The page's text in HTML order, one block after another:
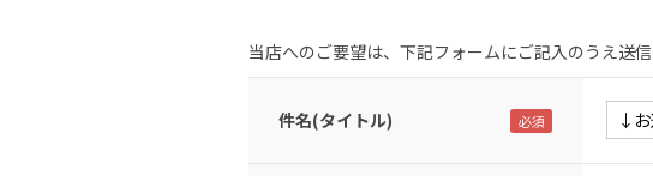
当店へのご要望は、下記フォームにご記入のうえ送信
件名(タイトル)